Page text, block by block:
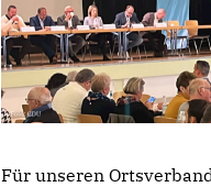
Für unseren